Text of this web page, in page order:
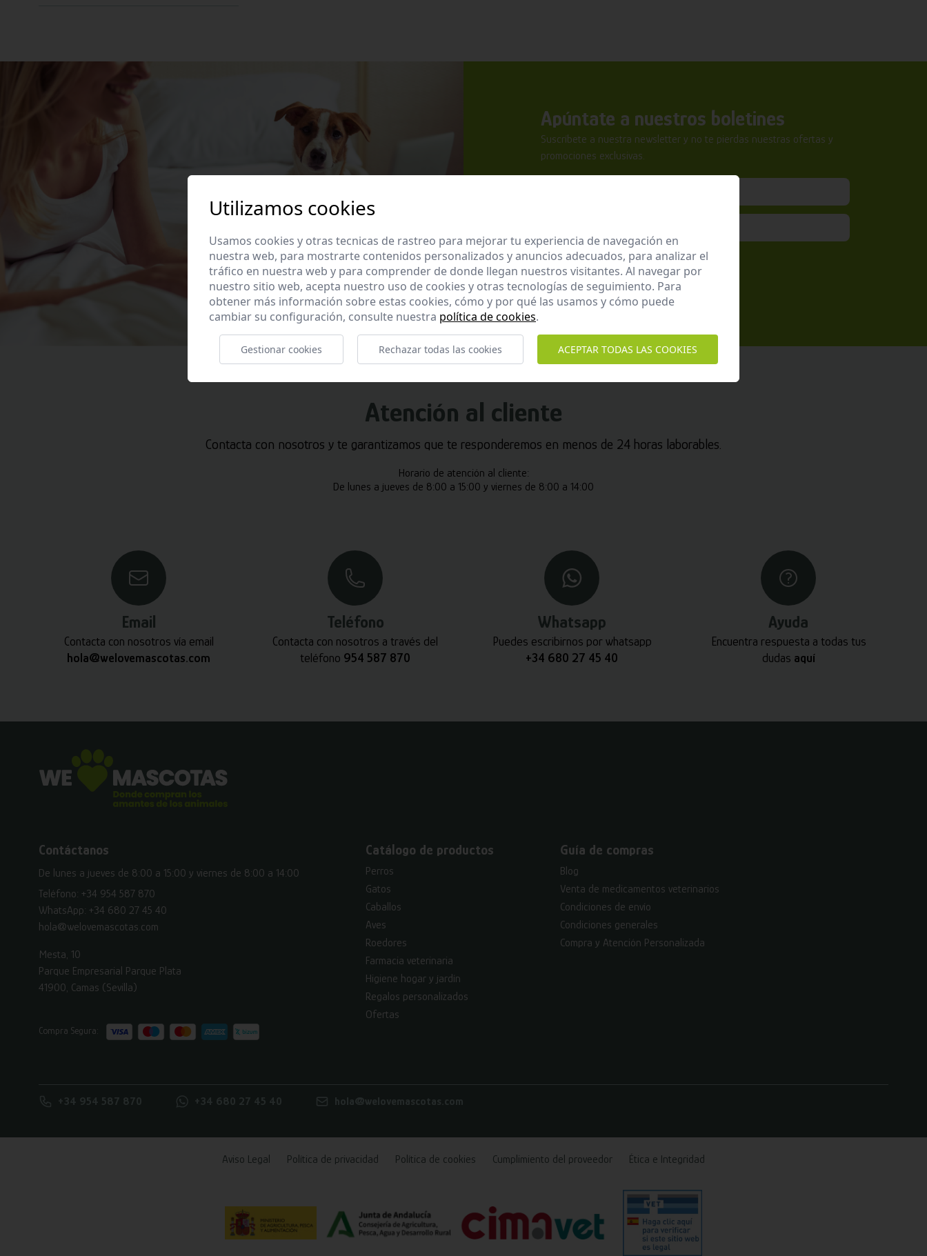
Apúntate a nuestros boletines
Suscríbete a nuestra newsletter y no te pierdas nuestras ofertas y
promociones exclusivas.
He leído y acepto laPolítica de Privacidad
Enviar
Atención al cliente
Contacta con nosotros y te garantizamos que te responderemos en menos de 24 horas laborables.
Horario de atención al cliente:
De lunes a jueves de 8:00 a 15:00 y viernes de 8:00 a 14:00
Email
Contacta con nosotros vía email
hola@welovemascotas.com
Teléfono
Contacta con nosotros a través del
teléfono 954 587 870
Whatsapp
Puedes escribirnos por whatsapp
+34 680 27 45 40
Ayuda
Encuentra respuesta a todas tus
dudas aquí
Contáctanos
De lunes a jueves de 8:00 a 15:00 y viernes de 8:00 a 14:00
Teléfono: +34 954 587 870
WhatsApp: +34 680 27 45 40
hola@welovemascotas.com
Mesta, 10
Parque Empresarial Parque Plata
41900, Camas (Sevilla)
Compra Segura:
Catálogo de productos
Perros
Gatos
Caballos
Aves
Roedores
Farmacia veterinaria
Higiene hogar y jardín
Regalos personalizados
Ofertas
Guía de compras
Blog
Venta de medicamentos veterinarios
Condiciones de envío
Condiciones generales
Compra y Atención Personalizada
+34 954 587 870 +34 680 27 45 40 hola@welovemascotas.com
Aviso Legal Política de privacidad Política de cookies Cumplimiento del proveedor Ética e Integridad
Utilizamos cookies
Usamos cookies y otras tecnicas de rastreo para mejorar tu experiencia de navegación en
nuestra web, para mostrarte contenidos personalizados y anuncios adecuados, para analizar el
tráfico en nuestra web y para comprender de donde llegan nuestros visitantes. Al navegar por
nuestro sitio web, acepta nuestro uso de cookies y otras tecnologías de seguimiento. Para
obtener más información sobre estas cookies, cómo y por qué las usamos y cómo puede
cambiar su configuración, consulte nuestra política de cookies.
Gestionar cookies Rechazar todas las cookies ACEPTAR TODAS LAS COOKIES